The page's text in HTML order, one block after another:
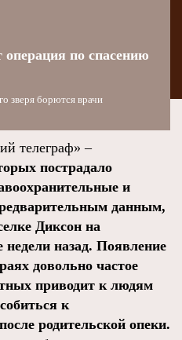
по спасению
зверя борются врачи
телеграф» –
пострадало
и
данным,
Диксон на
назад. Появление
довольно частое
приводит к людям
к
родительской опеки.